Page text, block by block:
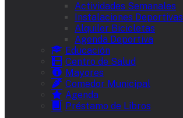
Actividades Semanales
Instalaciones Deportivas
Alquiler Bicicletas
Agenda Deportiva
Educación
Centro de Salud
Mayores
Comedor Municipal
Agenda
Préstamo de Libros